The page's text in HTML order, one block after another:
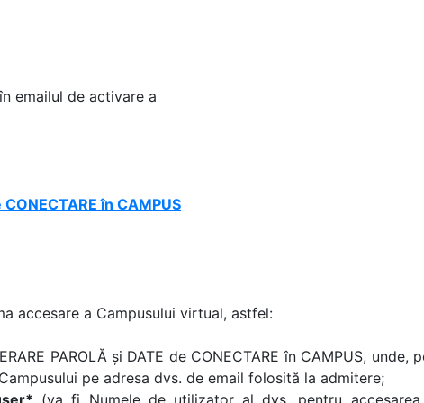
emailul de activare a
CONECTARE în CAMPUS
accesare a Campusului virtual, astfel:
PAROLĂ și DATE de CONECTARE în CAMPUS, unde,
pe adresa dvs. de email folosită la admitere;
(va fi Numele de utilizator al dvs. pentru